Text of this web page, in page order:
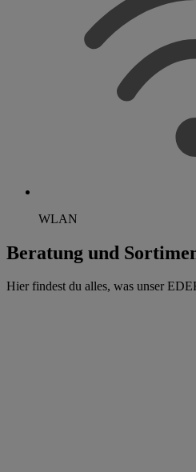
WLAN
Beratung und
Hier findest du alles, was unser